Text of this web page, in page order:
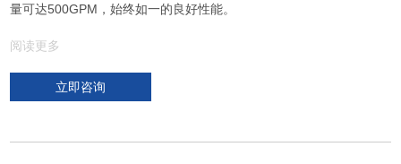
量可达500GPM，始终如一的良好性能。
阅读更多
立即咨询